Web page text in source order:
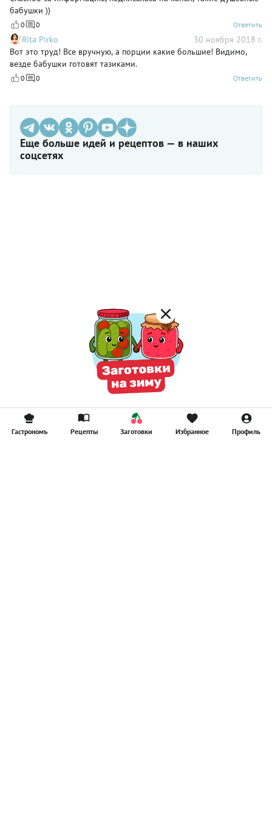
бабушки ))
0 0 Ответить
Rita Pirko
30 ноября 2018 г.
Вот это труд! Все вручную, а порции какие большие! Видимо,
везде бабушки готовят тазиками.
0 0 Ответить
Еще больше идей и рецептов — в наших
соцсетях
Гастрономъ Рецепты Заготовки Избранное Профиль